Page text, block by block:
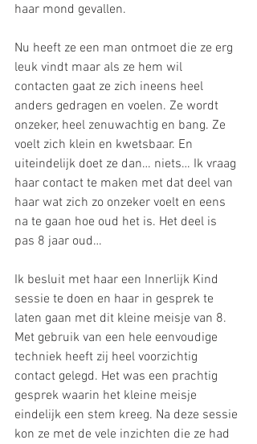
haar mond gevallen.
Nu heeft ze een man ontmoet die ze erg
leuk vindt maar als ze hem wil
contacten gaat ze zich ineens heel
anders gedragen en voelen. Ze wordt
onzeker, heel zenuwachtig en bang. Ze
voelt zich klein en kwetsbaar. En
uiteindelijk doet ze dan… niets… Ik vraag
haar contact te maken met dat deel van
haar wat zich zo onzeker voelt en eens
na te gaan hoe oud het is. Het deel is
pas 8 jaar oud…
Ik besluit met haar een Innerlijk Kind
sessie te doen en haar in gesprek te
laten gaan met dit kleine meisje van 8.
Met gebruik van een hele eenvoudige
techniek heeft zij heel voorzichtig
contact gelegd. Het was een prachtig
gesprek waarin het kleine meisje
eindelijk een stem kreeg. Na deze sessie
kon ze met de vele inzichten die ze had